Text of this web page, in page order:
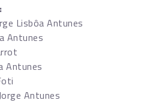
Lisbôa Antunes
Antunes
Antunes
Antunes